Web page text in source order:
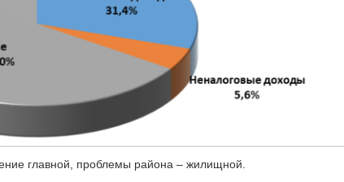
главной, проблемы района – жилищной.